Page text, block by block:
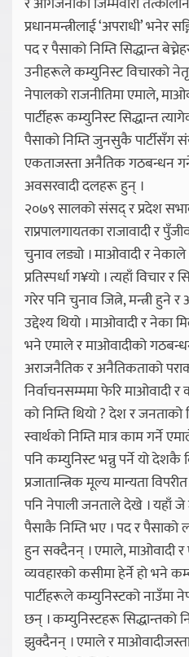
प्रधानमन्त्रीलाई ‘अपराधी’ भनेर
पद र पैसाको निम्ति सिद्धान्त
उनीहरूले कम्युनिस्ट विचारको
नेपालको राजनीतिमा एमाले,
पार्टीहरू कम्युनिस्ट सिद्धान्त
पैसाको निम्ति जुनसुकै पार्टीसँग
एकताजस्ता अनैतिक गठबन्धन
अवसरवादी दलहरू हुन् ।
२०७९ सालको संसद् र प्रदेश
राप्रपालगायतका राजावादी र
चुनाव लड्यो । माओवादी र
प्रतिस्पर्धा ग¥यो । त्यहाँ विचार
गरेर पनि चुनाव जित्ने, मन्त्री हुने
उद्देश्य थियो । माओवादी र नेका
भने एमाले र माओवादीको
अराजनैतिक र अनैतिकताको
निर्वाचनसम्ममा फेरि माओवादी
को निम्ति थियो ? देश र
स्वार्थको निम्ति मात्र काम गर्ने
पनि कम्युनिस्ट भन्नु पर्ने यो देशकै
प्रजातान्त्रिक मूल्य मान्यता
पनि नेपाली जनताले देखे । यहाँ
पैसाकै निम्ति भए । पद र पैसाको
हुन सक्दैनन् । एमाले, माओवादी र
व्यवहारको कसीमा हेर्ने हो भने
पार्टीहरूले कम्युनिस्टको नाउँमा
छन् । कम्युनिस्टहरू सिद्धान्तको
झुक्दैनन् । एमाले र